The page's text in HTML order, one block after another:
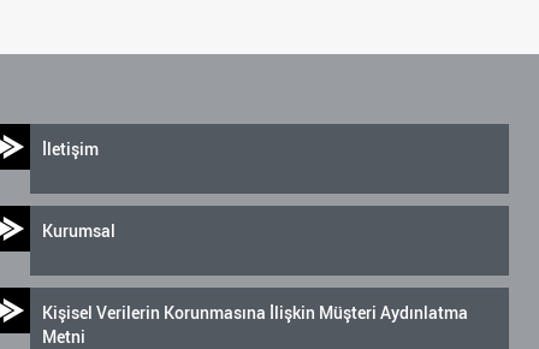
İletişim
Kurumsal
Kişisel Verilerin Korunmasına İlişkin Müşteri Aydınlatma
Metni